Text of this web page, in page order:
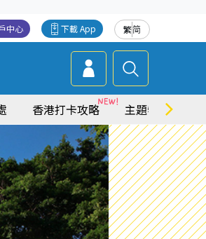
繁简
下載 App
中心
香港打卡攻略 主題特集